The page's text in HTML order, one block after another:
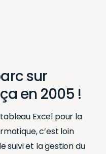
sur
en 2005 !
Excel pour la
c’est loin
suivi et la gestion du